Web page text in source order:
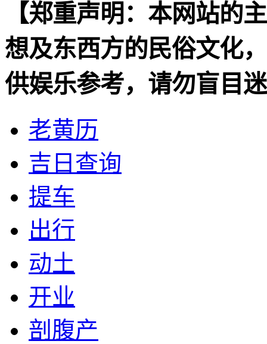
【郑重声明：本网站的
想及东西方的民俗文化
供娱乐参考，请勿盲目
老黄历
吉日查询
提车
出行
动土
开业
剖腹产